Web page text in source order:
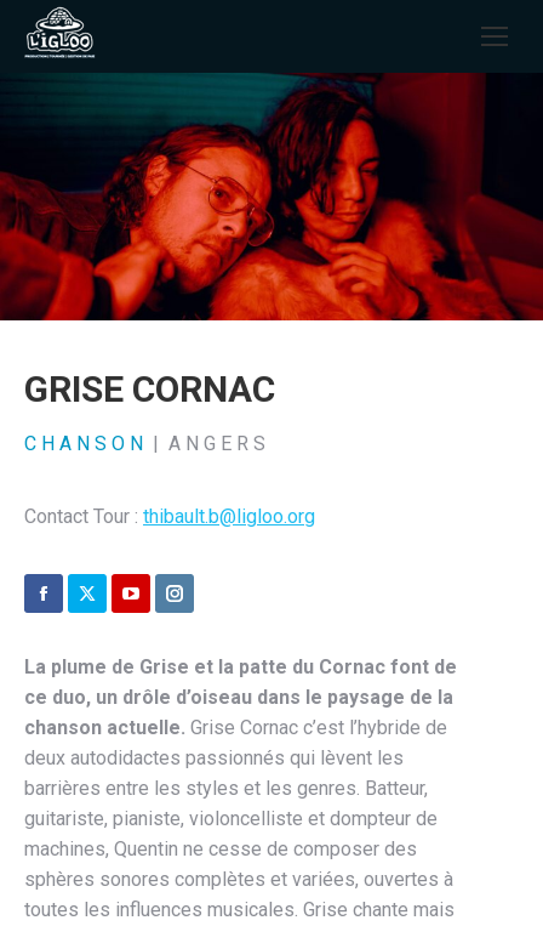
GRISE CORNAC
CHANSON | ANGERS
Contact Tour : thibault.b@ligloo.org
Facebook
X YouTubeInstagram
La plume de Grise et la patte du Cornac font de
ce duo, un drôle d’oiseau dans le paysage de la
chanson actuelle. Grise Cornac c’est l’hybride de
deux autodidactes passionnés qui lèvent les
barrières entre les styles et les genres. Batteur,
guitariste, pianiste, violoncelliste et dompteur de
machines, Quentin ne cesse de composer des
sphères sonores complètes et variées, ouvertes à
toutes les influences musicales. Grise chante mais